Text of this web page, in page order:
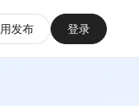
发布 登录